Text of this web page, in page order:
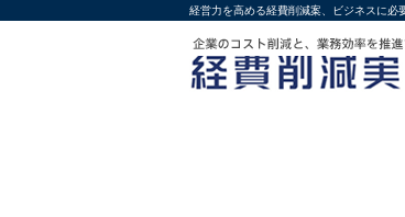
経営力を高める経費削減案、ビジネスに必